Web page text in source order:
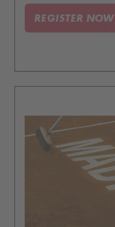
REGISTER NOW